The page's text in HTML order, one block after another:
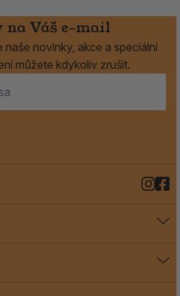
na Váš e-mail
naše novinky, akce a speciální
můžete kdykoliv zrušit.